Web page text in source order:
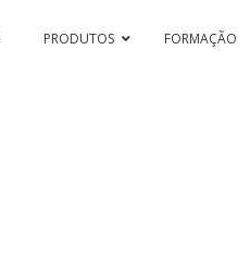
PRODUTOS FORMAÇÃO